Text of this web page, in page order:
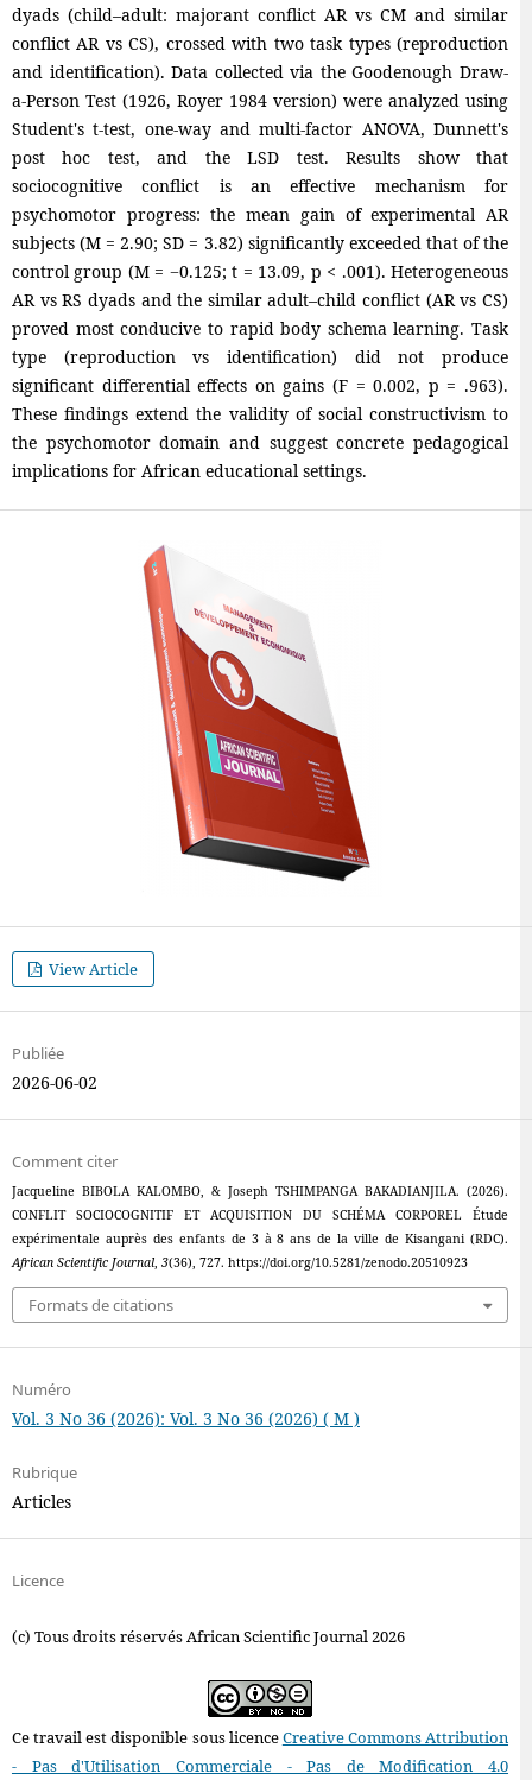
dyads (child–adult: majorant conflict AR vs CM and similar
conflict AR vs CS), crossed with two task types (reproduction
and identification). Data collected via the Goodenough Draw-
a-Person Test (1926, Royer 1984 version) were analyzed using
Student's t-test, one-way and multi-factor ANOVA, Dunnett's
post hoc test, and the LSD test. Results show that
sociocognitive conflict is an effective mechanism for
psychomotor progress: the mean gain of experimental AR
subjects (M = 2.90; SD = 3.82) significantly exceeded that of the
control group (M = −0.125; t = 13.09, p < .001). Heterogeneous
AR vs RS dyads and the similar adult–child conflict (AR vs CS)
proved most conducive to rapid body schema learning. Task
type (reproduction vs identification) did not produce
significant differential effects on gains (F = 0.002, p = .963).
These findings extend the validity of social constructivism to
the psychomotor domain and suggest concrete pedagogical
implications for African educational settings.
View Article
Publiée
2026-06-02
Comment citer
Jacqueline BIBOLA KALOMBO, & Joseph TSHIMPANGA BAKADIANJILA. (2026).
CONFLIT SOCIOCOGNITIF ET ACQUISITION DU SCHÉMA CORPOREL Étude
expérimentale auprès des enfants de 3 à 8 ans de la ville de Kisangani (RDC).
African Scientific Journal, 3(36), 727. https://doi.org/10.5281/zenodo.20510923
Formats de citations
Numéro
Vol. 3 No 36 (2026): Vol. 3 No 36 (2026) ( M )
Rubrique
Articles
Licence
(c) Tous droits réservés African Scientific Journal 2026
Ce travail est disponible sous licenceCreative Commons Attribution
- Pas d'Utilisation Commerciale - Pas de Modification 4.0